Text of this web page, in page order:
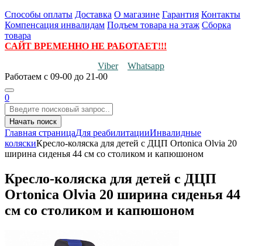
Способы оплаты Доставка О магазине Гарантия Контакты
Компенсация инвалидам Подъем товара на этаж Сборка
товара
САЙТ ВРЕМЕННО НЕ РАБОТАЕТ!!!
Viber
Whatsapp
Работаем с 09-00 до 21-00
0
Начать поиск
Главная страницаДля реабилитацииИнвалидные
коляскиКресло-коляска для детей с ДЦП Ortonica Olvia 20
ширина сиденья 44 см со столиком и капюшоном
Кресло-коляска для детей с ДЦП
Ortonica Olvia 20 ширина сиденья 44
см со столиком и капюшоном